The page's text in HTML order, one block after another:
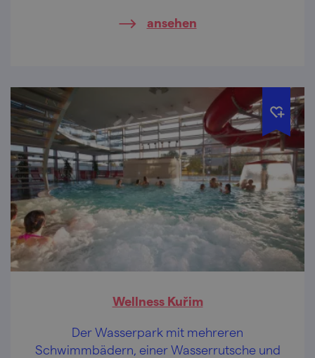
ansehen
Wellness Kuřim
Der Wasserpark mit mehreren
Schwimmbädern, einer Wasserrutsche und